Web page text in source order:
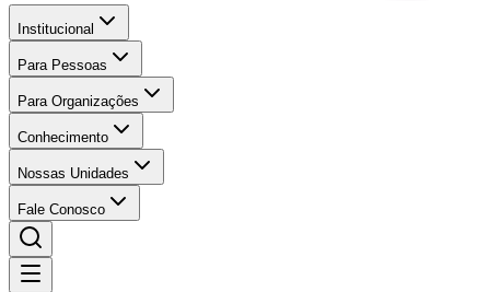
Institucional
Para Pessoas
Para Organizações
Conhecimento
Nossas Unidades
Fale Conosco